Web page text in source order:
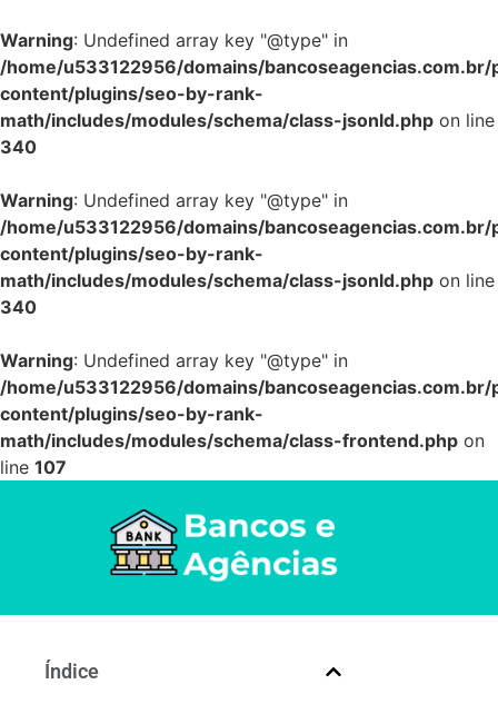
Warning: Undefined array key "@type" in
/home/u533122956/domains/
content/plugins/seo-by-rank-
math/includes/modules/schema/class-jsonld.php on line
340
Warning: Undefined array key "@type" in
/home/u533122956/domains/
content/plugins/seo-by-rank-
math/includes/modules/schema/class-jsonld.php on line
340
Warning: Undefined array key "@type" in
/home/u533122956/domains/
content/plugins/seo-by-rank-
math/includes/modules/schema/class-frontend.php on
line 107
Índice